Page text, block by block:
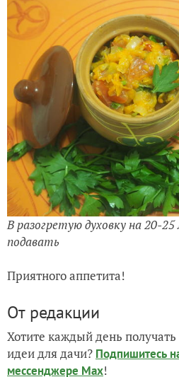
В разогретую духовку на 20-
подавать
Приятного аппетита!
От редакции
Хотите каждый день
идеи для дачи? Подпишитесь
мессенджере Max!